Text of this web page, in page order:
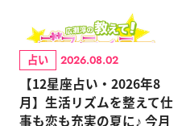
占い 2026.08.02
【12星座占い・2026年8
月】生活リズムを整えて仕
事も恋も充実の夏に♪ 今月